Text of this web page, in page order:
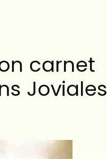
carnet
Joviales